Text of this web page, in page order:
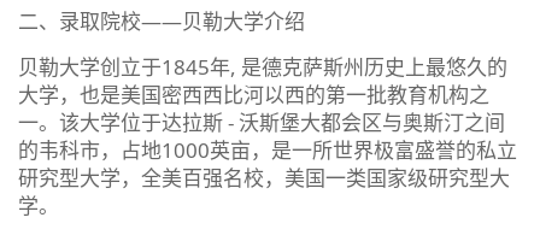
二、录取院校——贝勒大学介绍
贝勒大学创立于1845年, 是德克萨斯州历史上最悠久的
大学，也是美国密西西比河以西的第一批教育机构之
一。该大学位于达拉斯 - 沃斯堡大都会区与奥斯汀之间
的韦科市，占地1000英亩，是一所世界极富盛誉的私立
研究型大学，全美百强名校，美国一类国家级研究型大
学。